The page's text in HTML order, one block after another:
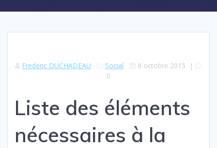
Frederic DUCHADEAU Social 8 octobre 2015 |
0
Liste des éléments
nécessaires à la